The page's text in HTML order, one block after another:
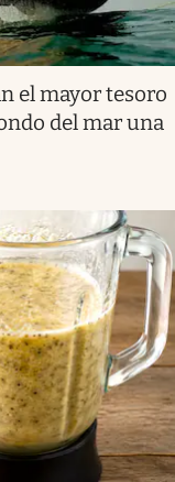
el mayor tesoro
del mar una